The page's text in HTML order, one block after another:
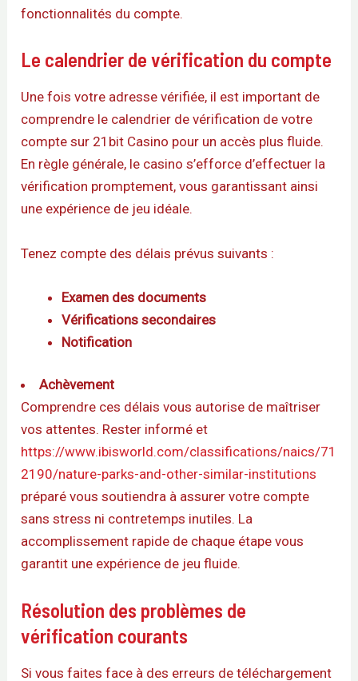
fonctionnalités du compte.
Le calendrier de vérification du compte
Une fois votre adresse vérifiée, il est important de
comprendre le calendrier de vérification de votre
compte sur 21bit Casino pour un accès plus fluide.
En règle générale, le casino s’efforce d’effectuer la
vérification promptement, vous garantissant ainsi
une expérience de jeu idéale.
Tenez compte des délais prévus suivants :
Examen des documents
Vérifications secondaires
Notification
Achèvement
Comprendre ces délais vous autorise de maîtriser
vos attentes. Rester informé et
https://www.ibisworld.com/classifications/naics/71
2190/nature-parks-and-other-similar-institutions
préparé vous soutiendra à assurer votre compte
sans stress ni contretemps inutiles. La
accomplissement rapide de chaque étape vous
garantit une expérience de jeu fluide.
Résolution des problèmes de
vérification courants
Si vous faites face à des erreurs de téléchargement